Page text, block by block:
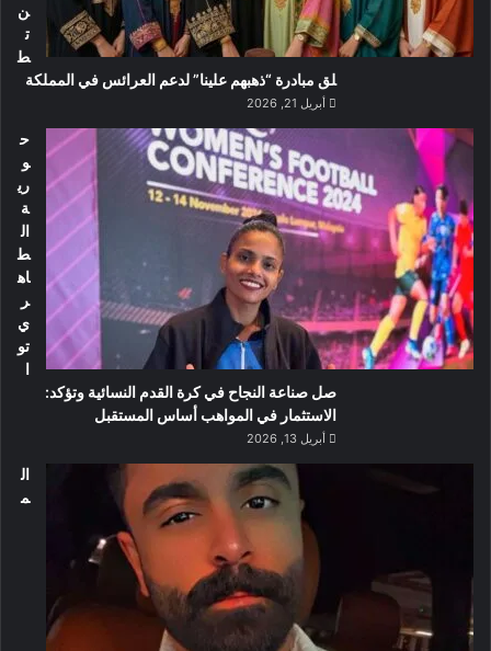
ن
ت
ط
لق مبادرة “ذهبهم علينا” لدعم العرائس في المملكة
أبريل 21, 2026
ح
و
ري
ة
ال
ط
اه
ر
ي
تو
ا
صل صناعة النجاح في كرة القدم النسائية وتؤكد:
الاستثمار في المواهب أساس المستقبل
أبريل 13, 2026
ال
م